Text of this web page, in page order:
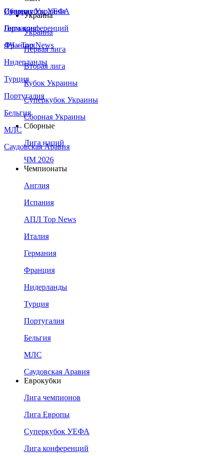
Сборная Украины
Италия
Германия
Франция
Нидерланды
Турция
Португалия
Бельгия
МЛС
Саудовская Аравия
Суперкубок УЕФА
Лига конференций
ЛЧ - Top News
Украина
Украина
Первая лига
Вторая лига
Кубок Украины
Суперкубок Украины
Сборная Украины
Сборные
Лига наций
ЧМ 2026
Чемпионаты
Англия
Испания
АПЛ Top News
Италия
Германия
Франция
Нидерланды
Турция
Португалия
Бельгия
МЛС
Саудовская Аравия
Еврокубки
Лига чемпионов
Лига Европы
Суперкубок УЕФА
Лига конференций